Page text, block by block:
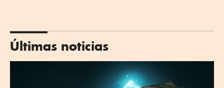
Últimas noticias